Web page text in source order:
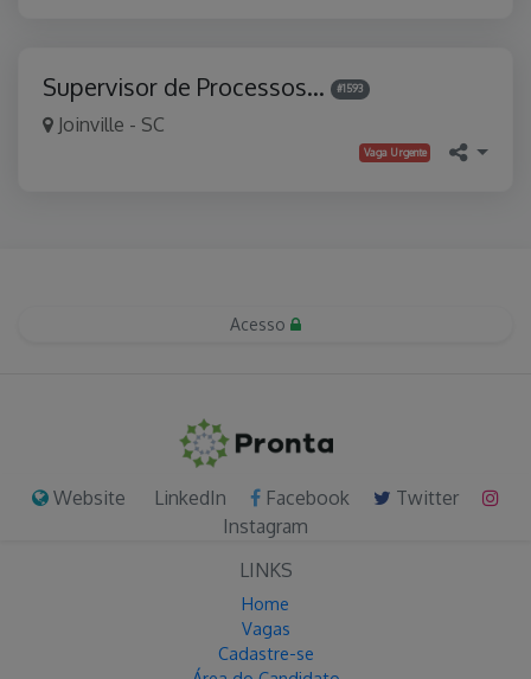
Supervisor de Processos… #1593
Joinville - SC
Vaga Urgente
Acesso
Website LinkedIn Facebook
Twitter
Instagram
LINKS
Home
Vagas
Cadastre-se